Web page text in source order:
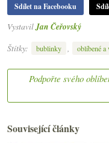
Sdílet na Facebooku
VystavilJan Čeřovský
Štítky:
bublinky , oblíbené a
Podpořte svého
Související články